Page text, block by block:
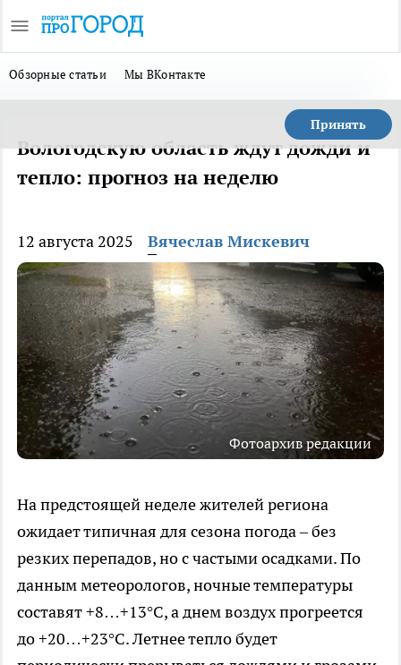
Обзорные статьи Мы ВКонтакте
Принять
Вологодскую область ждут дожди и
тепло: прогноз на неделю
12 августа 2025 Вячеслав Мискевич
Фотоархив редакции
На предстоящей неделе жителей региона
ожидает типичная для сезона погода – без
резких перепадов, но с частыми осадками. По
данным метеорологов, ночные температуры
составят +8…+13°C, а днем воздух прогреется
до +20…+23°C. Летнее тепло будет